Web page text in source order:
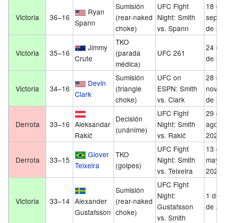
Victoria 36–16
Ryan
Spann
Sumisión
(rear-naked
choke)
UFC Fight
Night: Smith
vs. Spann
18 de
de
Victoria 35–16
Jimmy
Crute
TKO
(parada
médica)
UFC 261
24
de
Victoria 34–16
Devin
Clark
Sumisión
(triangle
choke)
UFC on
ESPN: Smith
vs. Clark
28 de
de
Derrota 33–16 Aleksandar
Rakić
Decisión
(unánime)
UFC Fight
Night: Smith
vs. Rakić
29 de
2020
Derrota 33–15
Glover
Teixeira
TKO
(golpes)
UFC Fight
Night: Smith
vs. Teixeira
13 de
2020
Victoria 33–14 Alexander
Gustafsson
Sumisión
(rear-naked
choke)
UFC Fight
Night:
Gustafsson
vs. Smith
1 de
de